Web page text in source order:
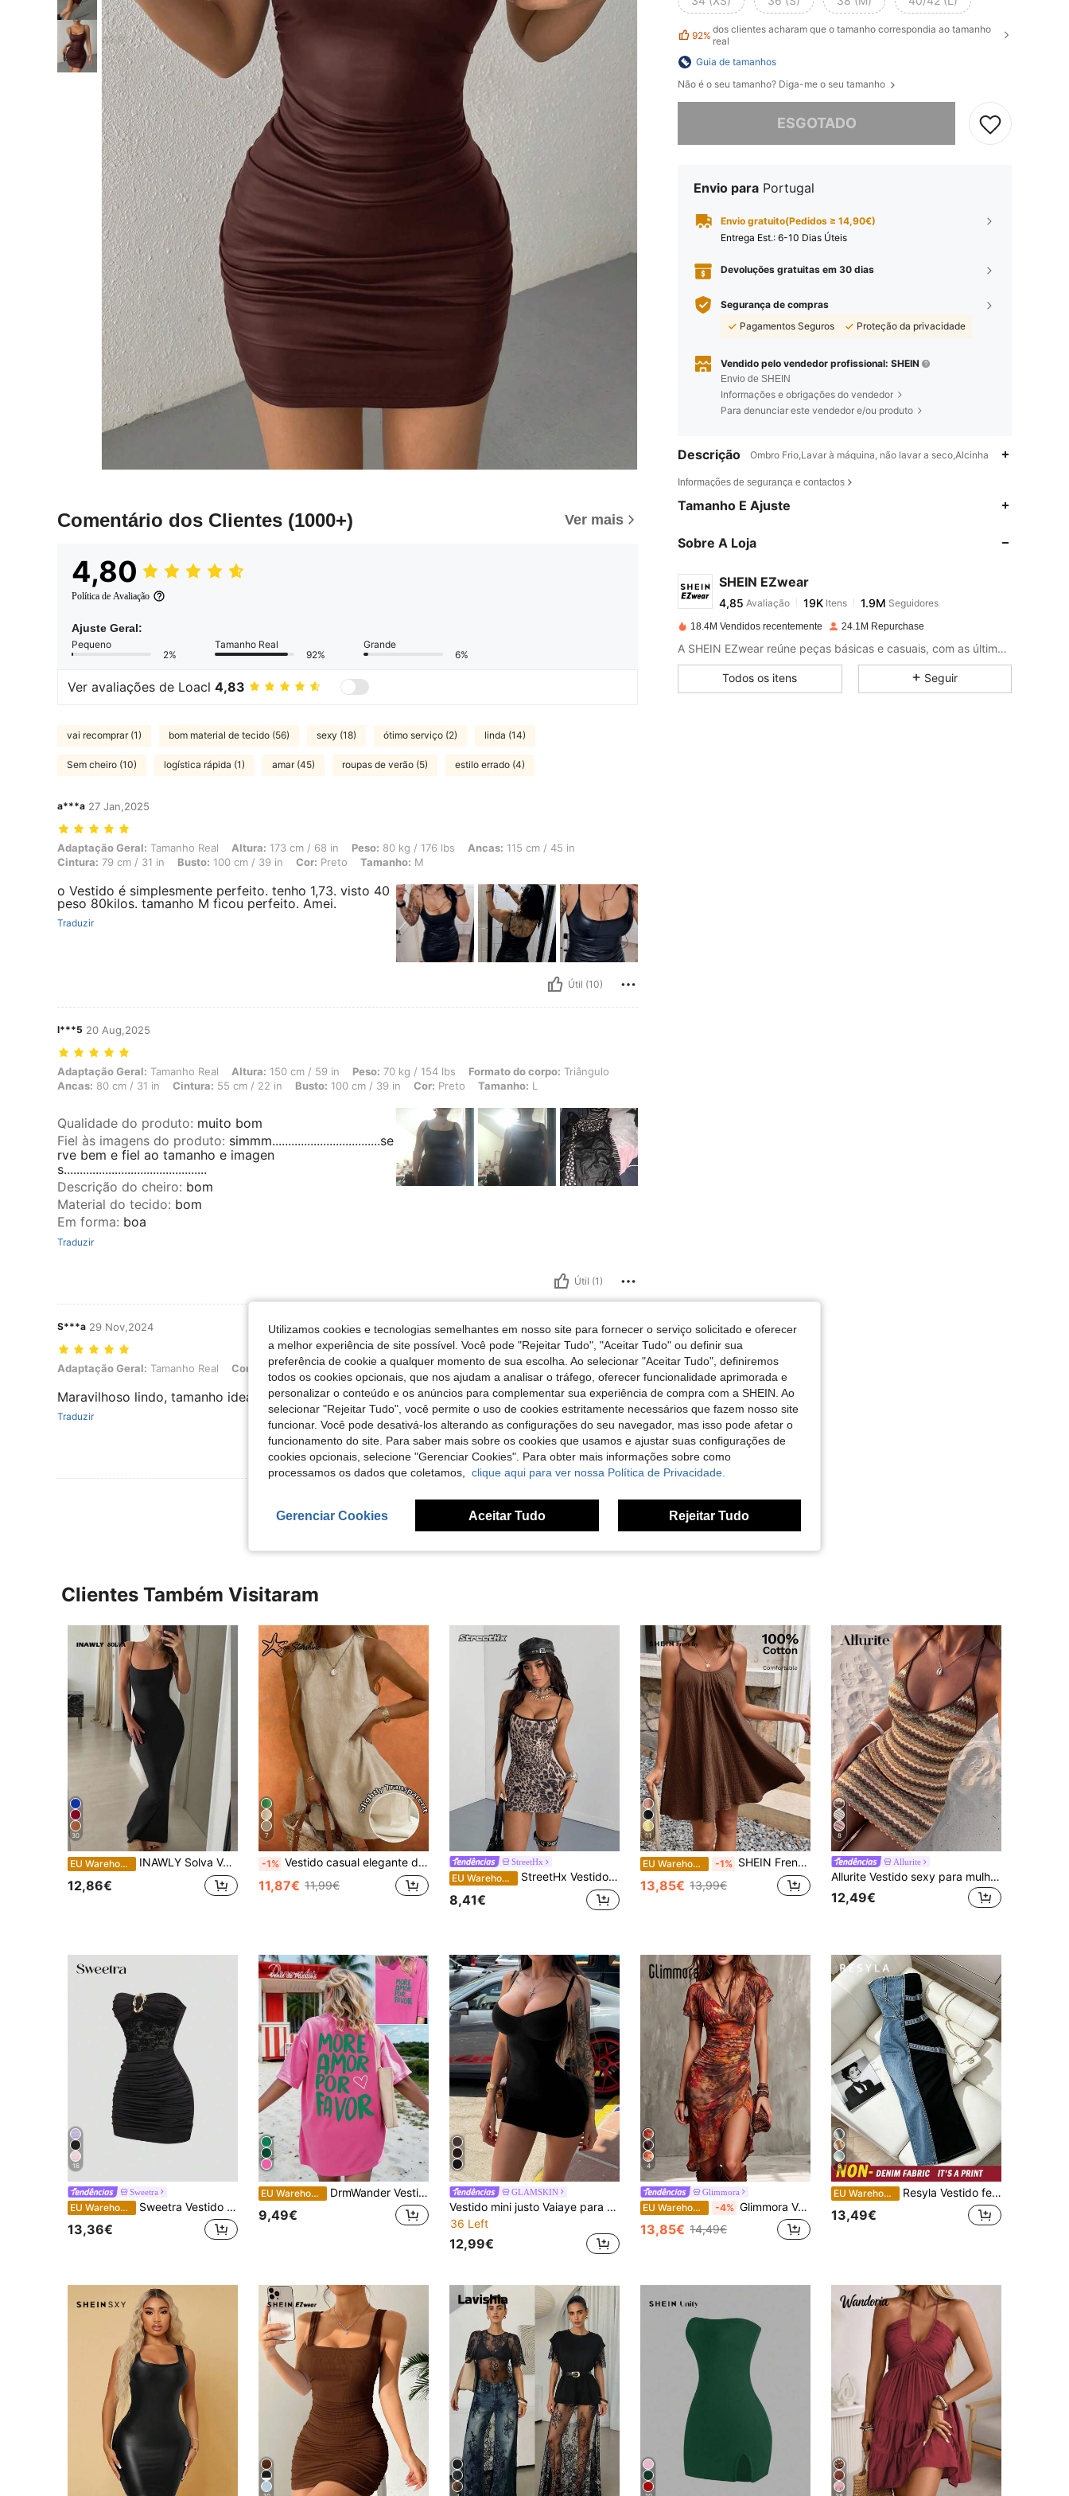
Comentário dos Clientes (1000+) Ver mais
4,80
Política de Avaliação
Ajuste Geral:
Pequeno
2%
Tamanho Real
92%
Grande
6%
Ver avaliações de Loacl 4,83
vai recomprar (1) bom material de tecido (56) sexy (18) ótimo serviço (2) linda (14)
Sem cheiro (10) logística rápida (1) amar (45) roupas de verão (5) estilo errado (4)
a***a 27 Jan,2025
Adaptação Geral: Tamanho Real, Altura: 173 cm / 68 in, Peso: 80 kg / 176 lbs, Ancas: 115 cm / 45 in, Cintura: 79 cm / 31 in, Busto: 100 cm / 39 in, Cor: Preto, Tamanho: M
Adaptação Geral: Tamanho Real Altura: 173 cm / 68 in Peso: 80 kg / 176 lbs Ancas: 115 cm / 45 in
Cintura: 79 cm / 31 in Busto: 100 cm / 39 in Cor: Preto Tamanho: M
o Vestido é simplesmente perfeito. tenho 1,73. visto 40
peso 80kilos. tamanho M ficou perfeito. Amei.
Traduzir
Útil (10)
l***5 20 Aug,2025
Adaptação Geral: Tamanho Real, Altura: 150 cm / 59 in, Peso: 70 kg / 154 lbs, Formato do corpo: Triângulo, Ancas: 80 cm / 31 in, Cintura: 55 cm / 22 in, Busto: 100 cm / 39 in, Cor: Preto, Tamanho: L
Adaptação Geral: Tamanho Real Altura: 150 cm / 59 in Peso: 70 kg / 154 lbs Formato do corpo: Triângulo
Ancas: 80 cm / 31 in Cintura: 55 cm / 22 in Busto: 100 cm / 39 in Cor: Preto Tamanho: L
Qualidade do produto: muito bom
Fiel às imagens do produto: simmm..................................se
rve bem e fiel ao tamanho e imagen
s.............................................
Descrição do cheiro: bom
Material do tecido: bom
Em forma: boa
Traduzir
Útil (1)
S***a 29 Nov,2024
Adaptação Geral: Tamanho Real, Cor: Borgonha, Tamanho: L
Adaptação Geral: Tamanho Real Cor: Borgonha Tamanho:L
Maravilhoso lindo, tamanho ideal e qualidade perfeita
Traduzir
Útil (1)
92% dos clientes acharam que o tamanho correspondia ao tamanho
real
Guia de tamanhos
Não é o seu tamanho? Diga-me o seu tamanho
ESGOTADO
Envio para Portugal
Envio gratuito(Pedidos ≥ 14,90€)
Entrega Est.: 6-10 Dias Úteis
Devoluções gratuitas em 30 dias
Segurança de compras
Pagamentos Seguros
Proteção da privacidade
Vendido pelo vendedor profissional: SHEIN
Envio de SHEIN
Informações e obrigações do vendedor
Para denunciar este vendedor e/ou produto
Descrição Ombro Frio,Lavar à máquina, não lavar a seco,Alcinha
Informações de segurança e contactos
Tamanho E Ajuste
Sobre A Loja
SHEIN EZwear
4,85
4,85 19K
r***epago1 dia atrás
4,85
18.4M Vendidos recentemente 24.1M Repurchase
A SHEIN EZwear reúne peças básicas e casuais, com as últimas tendências de moda.
Todos os itens Seguir
Clientes Também Visitaram
30
EU Warehouse INAWLY Solva Vestido feminino de verão elegante, liso, justo, sem costas e com alças finas.
12,86€
7
-1% Vestido casual elegante de senhora com estampado de estrela-do-mar, sem mangas, gola redonda, para primavera e verão, vestido de sol
11,87€ 11,99€
StreetHx
EU Warehouse StreetHx Vestido curto justo com alças finas e estampa de leopardo para mulheres
8,41€
11
EU Warehouse -1% SHEIN Frenchy Vestido de verão feminino de algodão cor sólida com alças finas estilo músculo, vestido regata, roupa de verão feminina, roupa de algodão feminina
13,85€ 13,99€
8
Allurite
Allurite Vestido sexy para mulher com decote em V, riscas e alças finas
12,49€
16
Sweetra
EU Warehouse Sweetra Vestido curto feminino sexy, justo e sem alças, com fivela de metal.
13,36€
EU Warehouse DrmWander Vestido de férias minimalista para mulher com estampado de letras, gola redonda e manga curta
9,49€
GLAMSKIN
Vestido mini justo Vaiaye para mulher, sexy, castanho, alças finas, decote em V profundo, elegante, sem mangas, justo, para discoteca, festa e casual, preto, verão
36 Left
12,99€
4
Glimmora
EU Warehouse -4% Glimmora Vestido feminino vintage western com estampado tie-dye, decote profundo em V, fenda e bainha assimétrica
13,85€ 14,49€
6
EU Warehouse Resyla Vestido feminino moderno com fivela, estampa, tomara que caia e fenda, ideal para o verão.
13,49€
Utilizamos cookies e tecnologias semelhantes em nosso site para fornecer o serviço solicitado e oferecer
a melhor experiência de site possível. Você pode "Rejeitar Tudo", "Aceitar Tudo" ou definir sua
preferência de cookie a qualquer momento de sua escolha. Ao selecionar "Aceitar Tudo", definiremos
todos os cookies opcionais, que nos ajudam a analisar o tráfego, oferecer funcionalidade aprimorada e
personalizar o conteúdo e os anúncios para complementar sua experiência de compra com a SHEIN. Ao
selecionar "Rejeitar Tudo", você permite o uso de cookies estritamente necessários que fazem nosso site
funcionar. Você pode desativá-los alterando as configurações do seu navegador, mas isso pode afetar o
funcionamento do site. Para saber mais sobre os cookies que usamos e ajustar suas configurações de
cookies opcionais, selecione "Gerenciar Cookies". Para obter mais informações sobre como
processamos os dados que coletamos, clique aqui para ver nossa Política de Privacidade.
Gerenciar Cookies Aceitar Tudo Rejeitar Tudo